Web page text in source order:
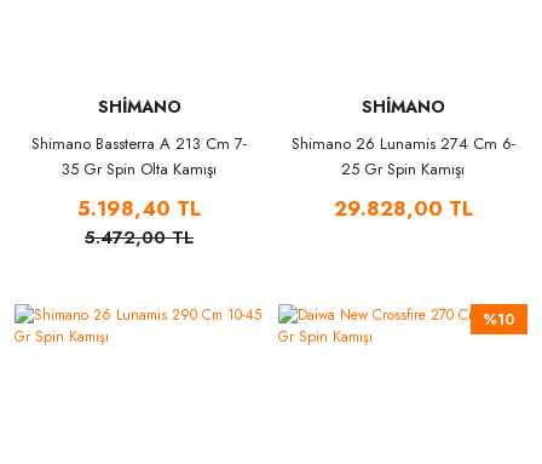
SHİMANO
Shimano Bassterra A 213 Cm 7-
35 Gr Spin Olta Kamışı
5.198,40 TL
5.472,00 TL
SHİMANO
Shimano 26 Lunamis 274 Cm 6-
25 Gr Spin Kamışı
29.828,00 TL
%10